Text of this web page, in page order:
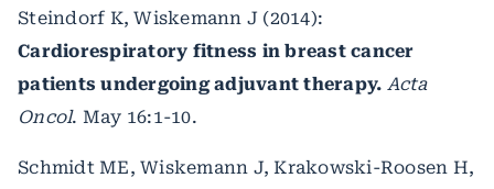
Steindorf K, Wiskemann J (2014):
Cardiorespiratory fitness in breast cancer
patients undergoing adjuvant therapy. Acta
Oncol. May 16:1-10.
Schmidt ME, Wiskemann J, Krakowski-Roosen H,